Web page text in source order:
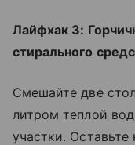
Лайфхак 3:
стирального
Смешайте две
литром теплой
участки.